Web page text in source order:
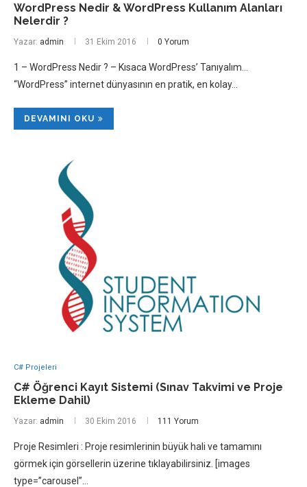
WordPress Nedir & WordPress Kullanım Alanları
Nelerdir ?
Yazar: admin 31 Ekim 2016 0 Yorum
1 – WordPress Nedir ? – Kısaca WordPress’ Tanıyalım…
“WordPress” internet dünyasının en pratik, en kolay…
DEVAMINI OKU
C# Projeleri
C# Öğrenci Kayıt Sistemi (Sınav Takvimi ve Proje
Ekleme Dahil)
Yazar: admin 30 Ekim 2016 111 Yorum
Proje Resimleri : Proje resimlerinin büyük hali ve tamamını
görmek için görsellerin üzerine tıklayabilirsiniz. [images
type=”carousel”…